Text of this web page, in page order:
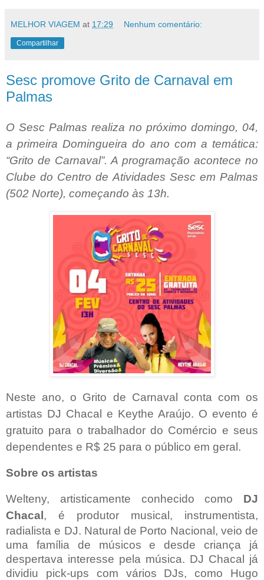
MELHOR VIAGEM at 17:29 Nenhum comentário:
Compartilhar
Sesc promove Grito de Carnaval em
Palmas
O Sesc Palmas realiza no próximo domingo, 04,
a primeira Domingueira do ano com a temática:
“Grito de Carnaval”. A programação acontece no
Clube do Centro de Atividades Sesc em Palmas
(502 Norte), começando às 13h.
Neste ano, o Grito de Carnaval conta com os
artistas DJ Chacal e Keythe Araújo. O evento é
gratuito para o trabalhador do Comércio e seus
dependentes e R$ 25 para o público em geral.
Sobre os artistas
Welteny, artisticamente conhecido como DJ
Chacal , é produtor musical, instrumentista,
radialista e DJ. Natural de Porto Nacional, veio de
uma família de músicos e desde criança já
despertava interesse pela música. DJ Chacal já
dividiu pick-ups com vários DJs, como Hugo